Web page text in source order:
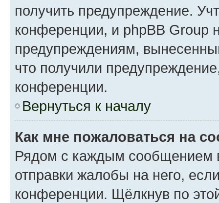
получить предупреждение.
конференции, и phpBB Group
предупреждениям,
что получили
конференции.
Вернуться к началу
Как мне пожаловаться на
Рядом с каждым сообщением
отправки жалобы на него,
конференции. Щёлкнув по